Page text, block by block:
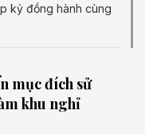
kỷ đồng hành cùng
mục đích sử
khu nghỉ